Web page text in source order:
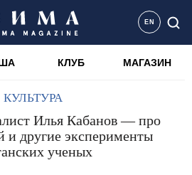
EN
КЛУБ МАГАЗИН
КУЛЬТУРА
Илья Кабанов — про
другие эксперименты
ученых